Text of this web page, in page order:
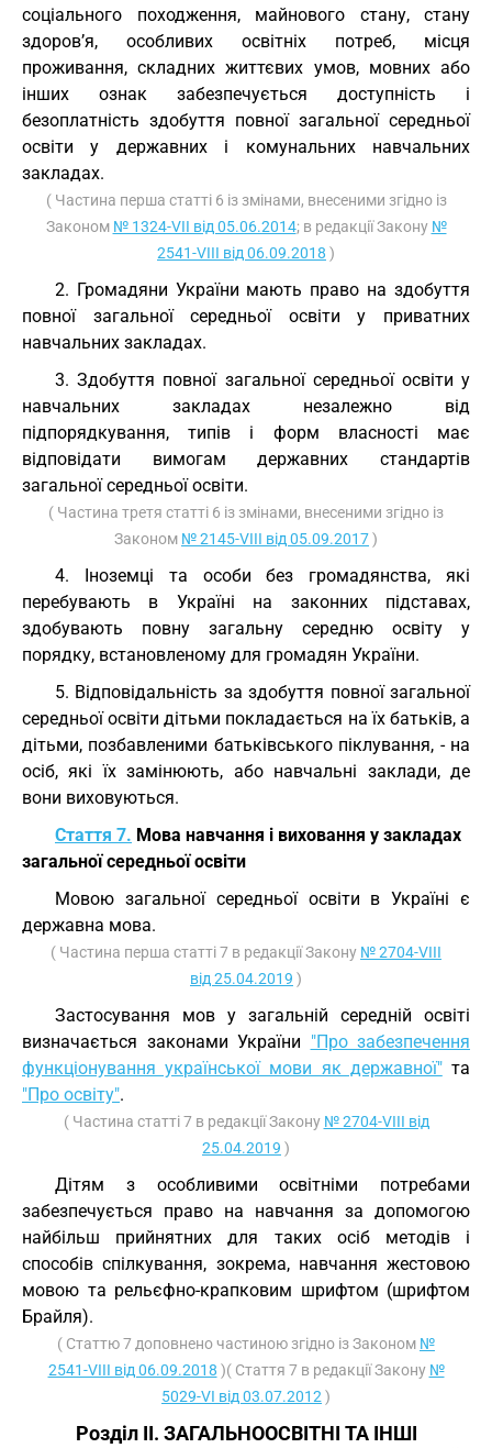
соціального походження, майнового стану, стану
здоров’я, особливих освітніх потреб, місця
проживання, складних життєвих умов, мовних або
інших ознак забезпечується доступність і
безоплатність здобуття повної загальної середньої
освіти у державних і комунальних навчальних
закладах.
( Частина перша статті 6 із змінами, внесеними згідно із
Законом № 1324-VII від 05.06.2014; в редакції Закону №
2541-VIII від 06.09.2018 )
2. Громадяни України мають право на здобуття
повної загальної середньої освіти у приватних
навчальних закладах.
3. Здобуття повної загальної середньої освіти у
навчальних закладах незалежно від
підпорядкування, типів і форм власності має
відповідати вимогам державних стандартів
загальної середньої освіти.
( Частина третя статті 6 із змінами, внесеними згідно із
Законом № 2145-VIII від 05.09.2017)
4. Іноземці та особи без громадянства, які
перебувають в Україні на законних підставах,
здобувають повну загальну середню освіту у
порядку, встановленому для громадян України.
5. Відповідальність за здобуття повної загальної
середньої освіти дітьми покладається на їх батьків, а
дітьми, позбавленими батьківського піклування, - на
осіб, які їх замінюють, або навчальні заклади, де
вони виховуються.
Стаття 7. Мова навчання і виховання у закладах
загальної середньої освіти
Мовою загальної середньої освіти в Україні є
державна мова.
( Частина перша статті 7 в редакції Закону № 2704-VIII
від 25.04.2019 )
Застосування мов у загальній середній освіті
визначається законами України "Про забезпечення
функціонування української мови як державної"та
"Про освіту".
( Частина статті 7 в редакції Закону № 2704-VIII від
25.04.2019 )
Дітям з особливими освітніми потребами
забезпечується право на навчання за допомогою
найбільш прийнятних для таких осіб методів і
способів спілкування, зокрема, навчання жестовою
мовою та рельєфно-крапковим шрифтом (шрифтом
Брайля).
( Статтю 7 доповнено частиною згідно із Законом №
2541-VIII від 06.09.2018 )( Стаття 7 в редакції Закону №
5029-VI від 03.07.2012 )
Розділ II. ЗАГАЛЬНООСВІТНІ ТА ІНШІ